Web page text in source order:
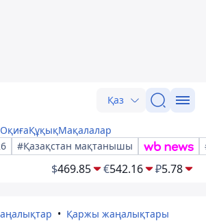
Қаз
ОқиғаҚұқықМақалалар
#Қазақстан мақтанышы
$469.85 €542.16 ₽5.78
Қаржы жаңалықтары